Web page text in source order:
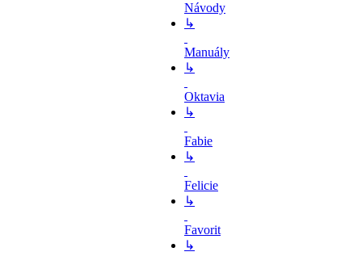
Návody
↳
Manuály
↳
Oktavia
↳
Fabie
↳
Felicie
↳
Favorit
↳